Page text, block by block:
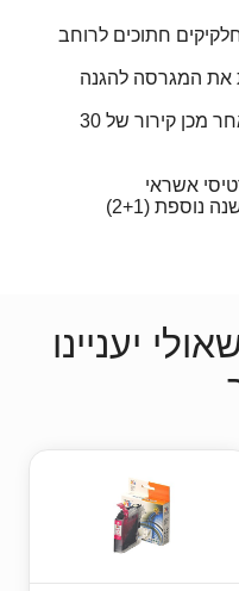
9 דפים בכל מעבר ל-4 חלקיקים חתוכים לרוחב
את המגרסה להגנה
גורסת ברציפות עד 5 דקות ולאחר מכן קירור של 30
אשראי
יעניינו